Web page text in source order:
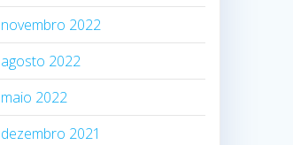
novembro 2022
agosto 2022
maio 2022
dezembro 2021